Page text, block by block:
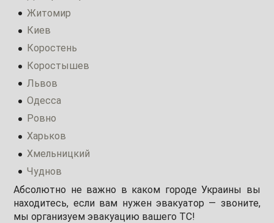
Житомир
Киев
Коростень
Коростышев
Львов
Одесса
Ровно
Харьков
Хмельницкий
Чуднов
Абсолютно не важно в каком городе Украины вы
находитесь, если вам нужен эвакуатор — звоните,
мы организуем эвакуацию вашего ТС!